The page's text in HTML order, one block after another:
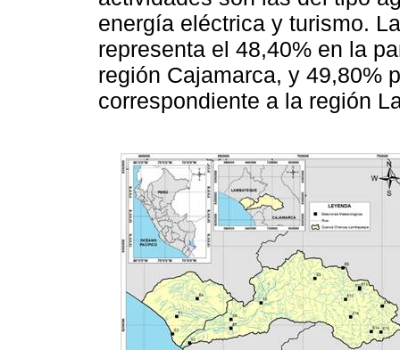
energía eléctrica y turismo.
representa el 48,40% en la
región Cajamarca, y 49,80%
correspondiente a la región